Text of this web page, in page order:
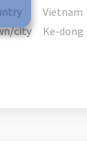
Vietnam
city
Ke-dong